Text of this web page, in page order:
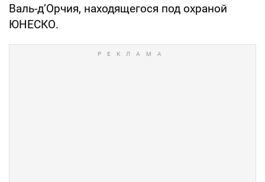
Валь-д’Орчия, находящегося под охраной
ЮНЕСКО.